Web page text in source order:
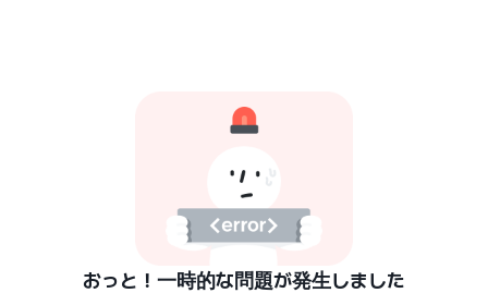
おっと！一時的な問題が発生しました